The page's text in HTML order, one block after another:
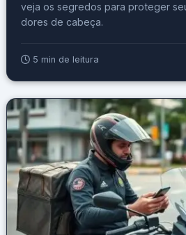
veja os segredos para proteger
dores de cabeça.
5 min de leitura